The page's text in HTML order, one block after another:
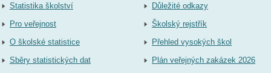
Statistika školství
Pro veřejnost
O školské statistice
Sběry statistických dat
Důležité odkazy
Školský rejstřík
Přehled vysokých škol
Plán veřejných zakázek 2026